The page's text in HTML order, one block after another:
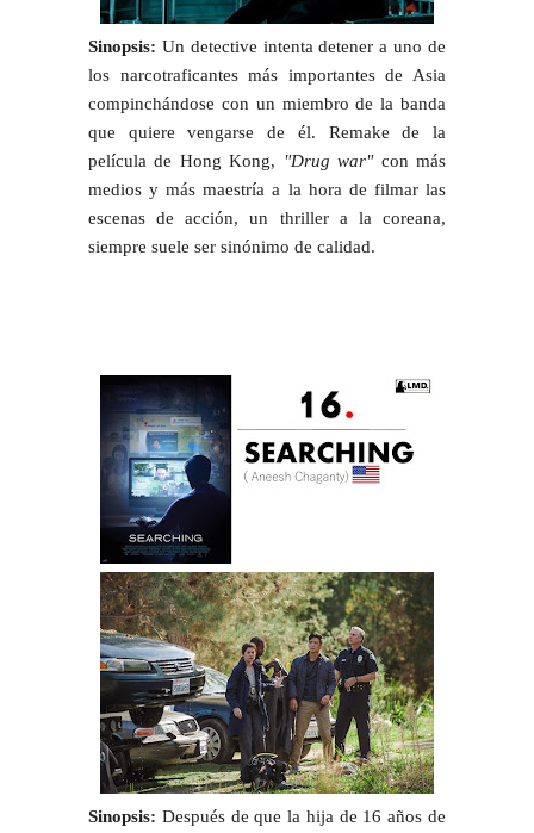
Sinopsis: Un detective intenta detener a uno de
los narcotraficantes más importantes de Asia
compinchándose con un miembro de la banda
que quiere vengarse de él. Remake de la
película de Hong Kong,
"Drug war"con más
medios y más maestría a la hora de filmar las
escenas de acción, un thriller a la coreana,
siempre suele ser sinónimo de calidad.
Sinopsis: Después de que la hija de 16 años de